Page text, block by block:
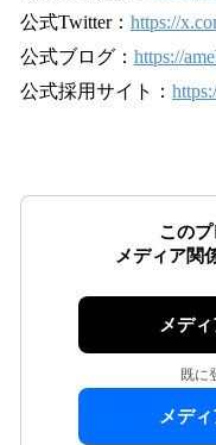
公式Twitter： https://
公式ブログ： https://
公式採⽤サイト：
このプ
メディア関
メデ
既に
メデ